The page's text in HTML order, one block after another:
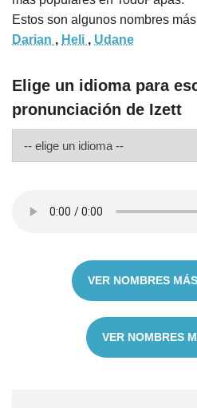
Estos son algunos nombres
Darian , Heli , Udane
Elige un idioma para
pronunciación de Izett
VER NOMBRES
VER NOMBRES